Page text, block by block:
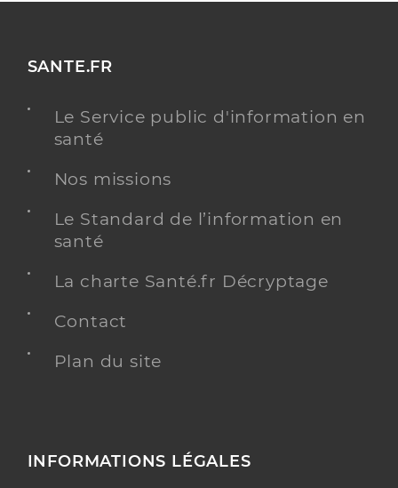
SANTE.FR
Le Service public d'information en
santé
Nos missions
Le Standard de l’information en
santé
La charte Santé.fr Décryptage
Contact
Plan du site
INFORMATIONS LÉGALES